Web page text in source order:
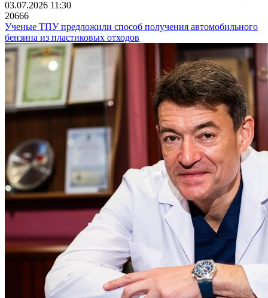
03.07.2026 11:30
20666
Ученые ТПУ предложили способ получения автомобильного
бензина из пластиковых отходов